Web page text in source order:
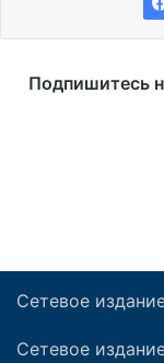
Сетевое
Сетевое